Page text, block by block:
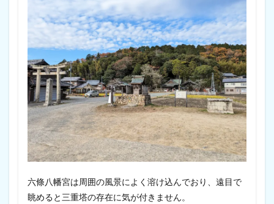
六條八幡宮は周囲の風景によく溶け込んでおり、遠目で
眺めると三重塔の存在に気が付きません。